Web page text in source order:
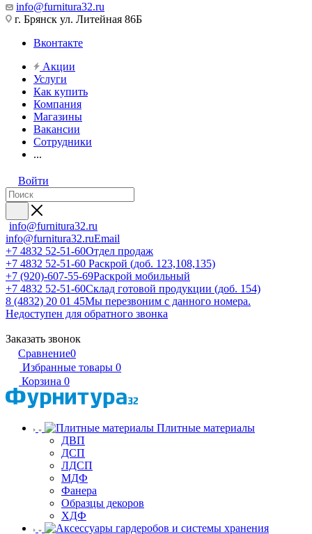
info@furnitura32.ru
г. Брянск ул. Литейная 86Б
Вконтакте
Акции
Услуги
Как купить
Компания
Магазины
Вакансии
Сотрудники
...
Войти
info@furnitura32.ru
info@furnitura32.ruEmail
+7 4832 52-51-60Отдел продаж
+7 4832 52-51-60 Раскрой (доб. 123,108,135)
+7 (920)-607-55-69Раскрой мобильный
+7 4832 52-51-60Склад готовой продукции (доб. 154)
8 (4832) 20 01 45Мы перезвоним с данного номера.
Недоступен для обратного звонка
Заказать звонок
Сравнение0
Избранные товары 0
Корзина 0
Плитные материалы
ДВП
ДСП
ЛДСП
МДФ
Фанера
Образцы декоров
ХДФ